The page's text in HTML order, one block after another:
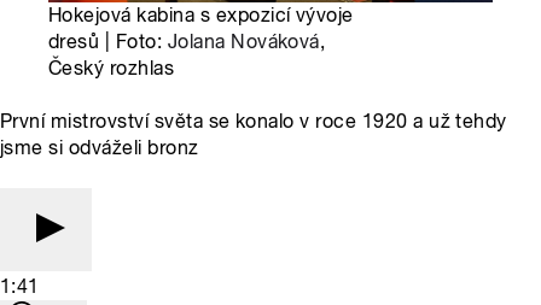
Hokejová kabina s expozicí vývoje
dresů | Foto: Jolana Nováková,
Český rozhlas
První mistrovství světa se konalo v roce 1920 a už tehdy
jsme si odváželi bronz
1:41